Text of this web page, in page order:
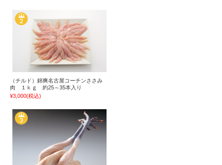
（チルド）錦爽名古屋コーチンささみ
肉 １ｋｇ 約25～35本入り
¥3,000(税込)